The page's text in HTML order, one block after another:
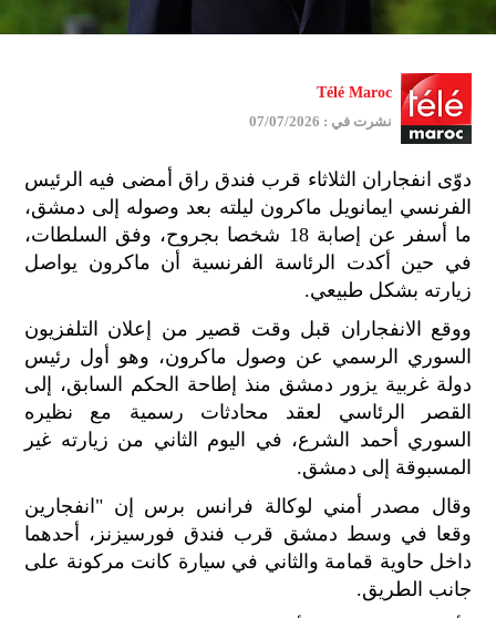
Télé Maroc
نشرت في : 07/07/2026
دوّى انفجاران الثلاثاء قرب فندق راق أمضى فيه الرئيس
الفرنسي ايمانويل ماكرون ليلته بعد وصوله إلى دمشق،
ما أسفر عن إصابة 18 شخصا بجروح، وفق السلطات،
في حين أكدت الرئاسة الفرنسية أن ماكرون يواصل
زيارته بشكل طبيعي.
ووقع الانفجاران قبل وقت قصير من إعلان التلفزيون
السوري الرسمي عن وصول ماكرون، وهو أول رئيس
دولة غربية يزور دمشق منذ إطاحة الحكم السابق، إلى
القصر الرئاسي لعقد محادثات رسمية مع نظيره
السوري أحمد الشرع، في اليوم الثاني من زيارته غير
المسبوقة إلى دمشق.
وقال مصدر أمني لوكالة فرانس برس إن "انفجارين
وقعا في وسط دمشق قرب فندق فورسيزنز، أحدهما
داخل حاوية قمامة والثاني في سيارة كانت مركونة على
جانب الطريق.